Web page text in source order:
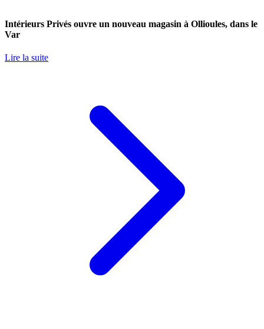
Intérieurs Privés ouvre un nouveau magasin à Ollioules, dans le
Var
Lire la suite